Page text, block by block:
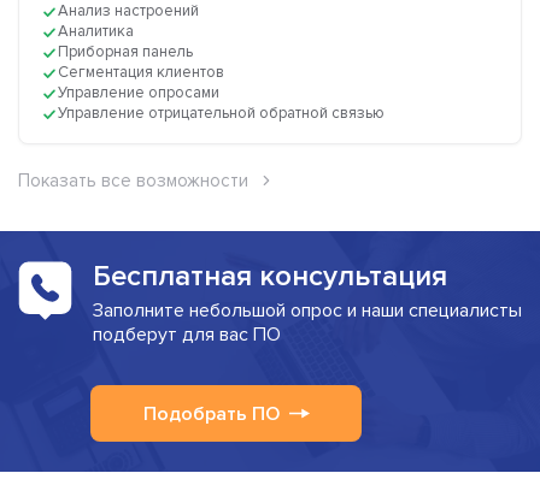
Анализ настроений
Аналитика
Приборная панель
Сегментация клиентов
Управление опросами
Управление отрицательной обратной связью
Показать все возможности
Бесплатная консультация
Заполните небольшой опрос и наши специалисты
подберут для вас ПО
Подобрать ПО